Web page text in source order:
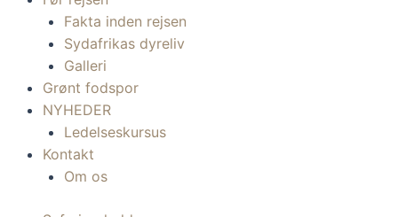
Fakta inden rejsen
Sydafrikas dyreliv
Galleri
Grønt fodspor
NYHEDER
Ledelseskursus
Kontakt
Om os